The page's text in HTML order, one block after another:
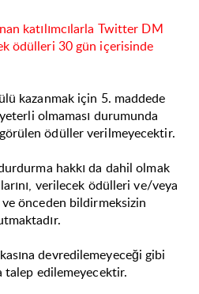
katılımcılarla Twitter DM
ödülleri 30 gün içerisinde
kazanmak için 5. maddede
olmaması durumunda
ödüller verilmeyecektir.
hakkı da dahil olmak
verilecek ödülleri ve/veya
önceden bildirmeksizin
devredilemeyeceği gibi
talep edilemeyecektir.